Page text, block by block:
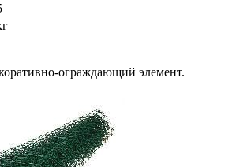
ограждающий элемент.